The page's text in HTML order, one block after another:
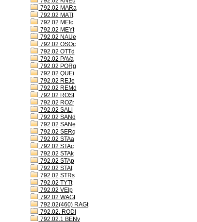
792.02 MARa
792.02 MATt
792.02 MEIc
792.02 MEYt
792.02 NAUe
792.02 OSOc
792.02 OTTd
792.02 PAVa
792.02 PORg
792.02 QUEi
792.02 REJe
792.02 REMd
792.02 ROSt
792.02 ROZr
792.02 SALi
792.02 SANd
792.02 SANe
792.02 SERq
792.02 STAa
792.02 STAc
792.02 STAk
792.02 STAp
792.02 STAt
792.02 STRs
792.02 TYTt
792.02 VEIp
792.02 WAGt
792.02(460) RAGt
792.02. RODl
792.02.1 BENv